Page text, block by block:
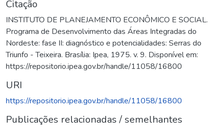
Citação
INSTITUTO DE PLANEJAMENTO ECONÔMICO E SOCIAL.
Programa de Desenvolvimento das Áreas Integradas do
Nordeste: fase II: diagnóstico e potencialidades: Serras do
Triunfo - Teixeira. Brasília: Ipea, 1975. v. 9. Disponível em:
https://repositorio.ipea.gov.br/handle/11058/16800
URI
https://repositorio.ipea.gov.br/handle/11058/16800
Publicações relacionadas / semelhantes